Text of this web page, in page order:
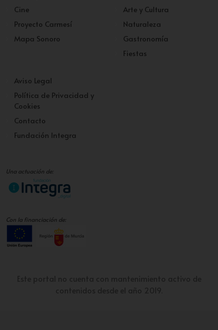
Cine
Proyecto Carmesí
Mapa Sonoro
Arte y Cultura
Naturaleza
Gastronomía
Fiestas
Aviso Legal
Política de Privacidad y
Cookies
Contacto
Fundación Integra
Una actuación de:
Con la financiación de: